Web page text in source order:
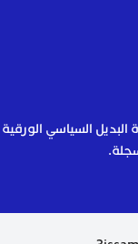
2000 – 2025 © لجريدة البديل السياسي الورقية